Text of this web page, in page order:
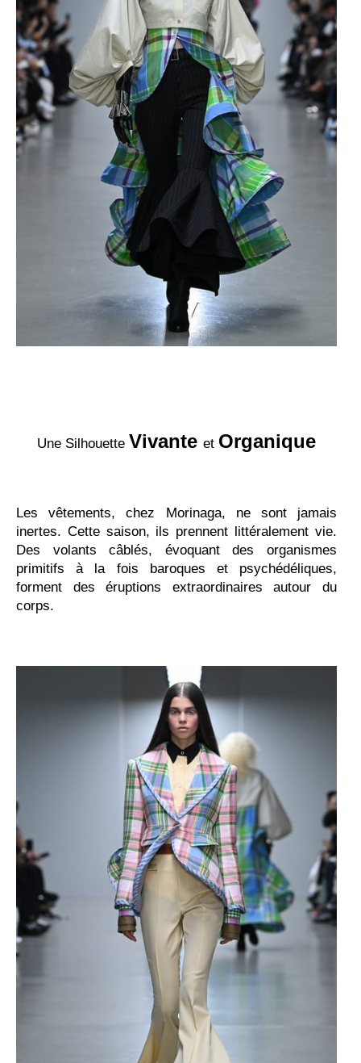
Une Silhouette Vivante et Organique
Les vêtements, chez Morinaga, ne sont jamais
inertes. Cette saison, ils prennent littéralement vie.
Des volants câblés, évoquant des organismes
primitifs à la fois baroques et psychédéliques,
forment des éruptions extraordinaires autour du
corps.